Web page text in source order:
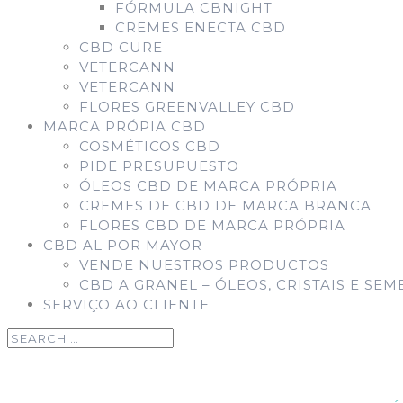
FÓRMULA CBNIGHT
CREMES ENECTA CBD
CBD CURE
VETERCANN
VETERCANN
FLORES GREENVALLEY CBD
MARCA PRÓPIA CBD
COSMÉTICOS CBD
PIDE PRESUPUESTO
ÓLEOS CBD DE MARCA PRÓPRIA
CREMES DE CBD DE MARCA BRANCA
FLORES CBD DE MARCA PRÓPRIA
CBD AL POR MAYOR
VENDE NUESTROS PRODUCTOS
CBD A GRANEL – ÓLEOS, CRISTAIS E
SERVIÇO AO CLIENTE